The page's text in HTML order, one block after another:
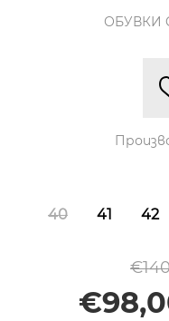
ОБУВКИ
40 41 42